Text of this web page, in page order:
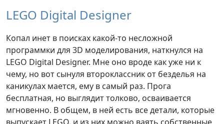
LEGO Digital Designer
Копал инет в поисках какой-то несложной
программки для 3D моделирования, наткнулся на
LEGO Digital Designer. Мне оно вроде как уже ни к
чему, но вот сынуля второклассник от безделья на
каникулах мается, ему в самый раз. Прога
бесплатная, но выглядит толково, осваивается
мгновенно. В общем, в ней есть все детали, которые